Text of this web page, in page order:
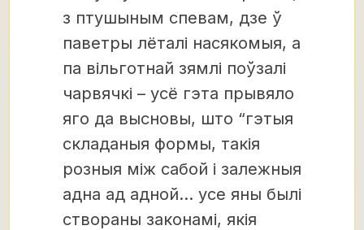
з птушыным спевам, дзе ў
паветры лёталі насякомыя, а
па вільготнай зямлі поўзалі
чарвячкі – усё гэта прывяло
яго да высновы, што “гэтыя
складаныя формы, такія
розныя між сабой і залежныя
адна ад адной… усе яны былі
створаны законамі, якія